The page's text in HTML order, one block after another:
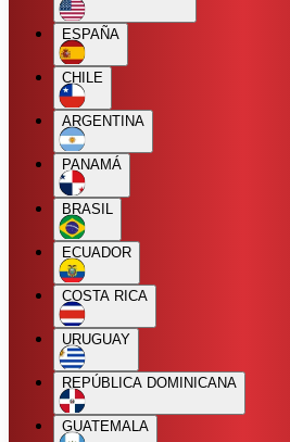
ESPAÑA
CHILE
ARGENTINA
PANAMÁ
BRASIL
ECUADOR
COSTA RICA
URUGUAY
REPÚBLICA DOMINICANA
GUATEMALA